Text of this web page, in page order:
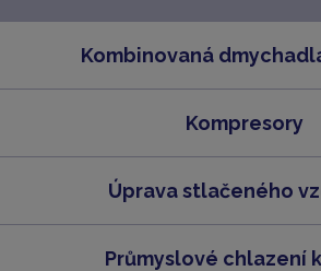
Kombinovaná
Kompresory
Úprava stlačeného
Průmyslové chlazení